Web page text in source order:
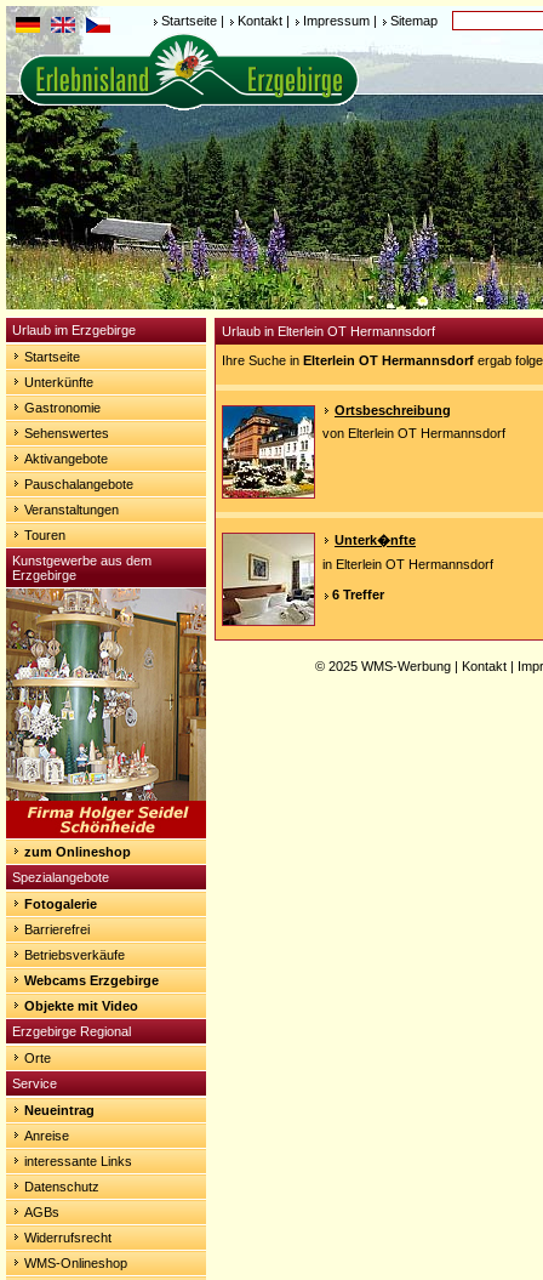
Startseite | Kontakt | Impressum | Sitemap
Urlaub im Erzgebirge
Startseite
Unterkünfte
Gastronomie
Sehenswertes
Aktivangebote
Pauschalangebote
Veranstaltungen
Touren
Kunstgewerbe aus dem
Erzgebirge
zum Onlineshop
Spezialangebote
Fotogalerie
Barrierefrei
Betriebsverkäufe
Webcams Erzgebirge
Objekte mit Video
Erzgebirge Regional
Orte
Service
Neueintrag
Anreise
interessante Links
Datenschutz
AGBs
Widerrufsrecht
WMS-Onlineshop
Urlaub in Elterlein OT Hermannsdorf
Ihre Suche in Elterlein OT Hermannsdorf ergab
Ortsbeschreibung
von Elterlein OT Hermannsdorf
Unterk�nfte
in Elterlein OT Hermannsdorf
6 Treffer
© 2025 WMS-Werbung | Kontakt |